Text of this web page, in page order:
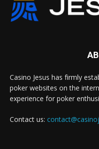
Casino Jesus has firmly
poker websites on the
experience for poker
Contact us: